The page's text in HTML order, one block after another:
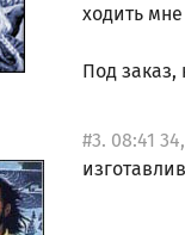
ходить
Под заказ,
#3. 08:41